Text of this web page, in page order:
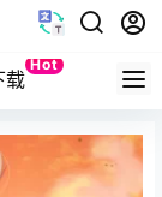
载
Hot
Quest